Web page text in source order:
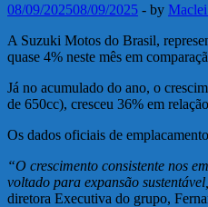
08/09/202508/09/2025 - by
A Suzuki Motos do Brasil,
quase 4% neste mês em
Já no acumulado do ano, o
de 650cc), cresceu 36% em
Os dados oficiais de
“O crescimento consistente nos
voltado para expansão
diretora Executiva do grupo,